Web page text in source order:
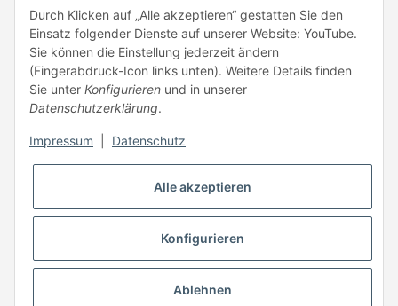
Raum A-123
Anton-Kux-Str.2
41460 Neuss
E-Mail: info @ megaphonic.de
Kundenservice
Mo - Fr 10:00 - 18:00
Mail: info @ megaphonic.de
* Alle Preise inkl. gesetzlicher USt.
Durch Klicken auf „Alle akzeptieren“ gestatten Sie den
Einsatz folgender Dienste auf unserer Website: YouTube.
Sie können die Einstellung jederzeit ändern
(Fingerabdruck-Icon links unten). Weitere Details finden
Sie unter Konfigurieren und in unserer
Datenschutzerklärung.
Impressum Datenschutz
Alle akzeptieren
Konfigurieren
Ablehnen